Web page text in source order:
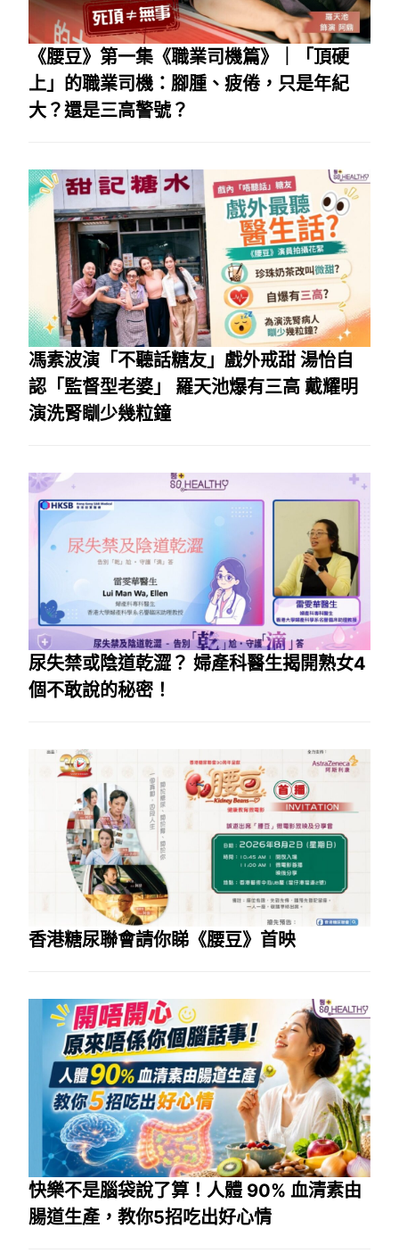
《腰豆》第一集《職業司機篇》｜「頂硬
上」的職業司機：腳腫、疲倦，只是年紀
大？還是三高警號？
馮素波演「不聽話糖友」戲外戒甜 湯怡自
認「監督型老婆」 羅天池爆有三高 戴耀明
演洗腎瞓少幾粒鐘
尿失禁或陰道乾澀？ 婦產科醫生揭開熟女4
個不敢說的秘密！
香港糖尿聯會請你睇《腰豆》首映
快樂不是腦袋說了算！人體 90% 血清素由
腸道生產，教你5招吃出好心情